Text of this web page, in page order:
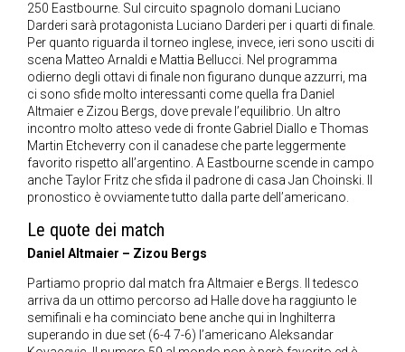
250 Eastbourne. Sul circuito spagnolo domani Luciano
Darderi sarà protagonista Luciano Darderi per i quarti di finale.
Per quanto riguarda il torneo inglese, invece, ieri sono usciti di
scena Matteo Arnaldi e Mattia Bellucci. Nel programma
odierno degli ottavi di finale non figurano dunque azzurri, ma
ci sono sfide molto interessanti come quella fra Daniel
Altmaier e Zizou Bergs, dove prevale l’equilibrio. Un altro
incontro molto atteso vede di fronte Gabriel Diallo e Thomas
Martin Etcheverry con il canadese che parte leggermente
favorito rispetto all’argentino. A Eastbourne scende in campo
anche Taylor Fritz che sfida il padrone di casa Jan Choinski. Il
pronostico è ovviamente tutto dalla parte dell’americano.
Le quote dei match
Daniel Altmaier – Zizou Bergs
Partiamo proprio dal match fra Altmaier e Bergs. Il tedesco
arriva da un ottimo percorso ad Halle dove ha raggiunto le
semifinali e ha cominciato bene anche qui in Inghilterra
superando in due set (6-4 7-6) l’americano Aleksandar